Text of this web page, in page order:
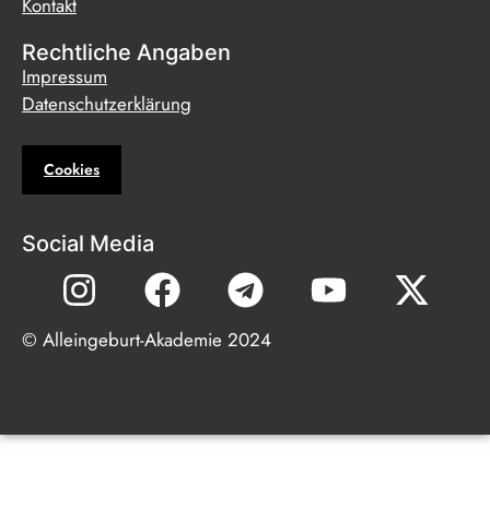
Kontakt
Rechtliche Angaben
Impressum
Datenschutzerklärung
Cookies
Social Media
© Alleingeburt-Akademie 2024